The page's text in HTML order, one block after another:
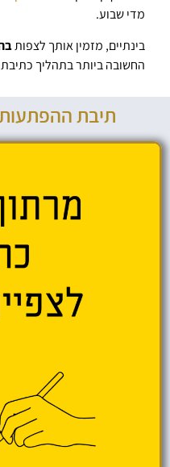
מדי שבוע.
בינתיים, מזמין אותך לצפות
החשובה ביותר בתהליך
תיבת